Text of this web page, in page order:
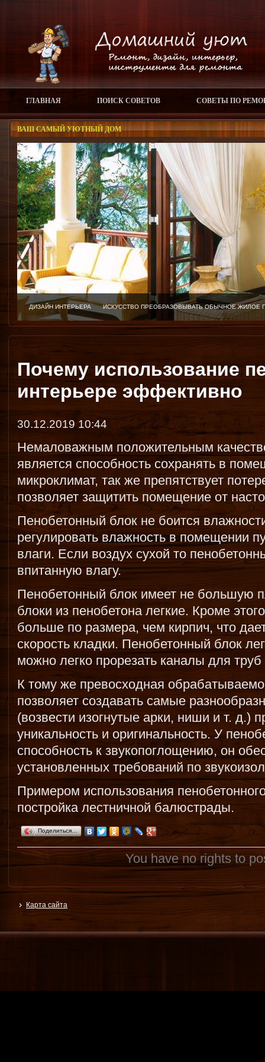
ГЛАВНАЯ ПОИСК СОВЕТОВ СОВЕТЫ ПО
ВАШ САМЫЙ УЮТНЫЙ ДОМ
ДИЗАЙН ИНТЕРЬЕРА ИСКУССТВО ПРЕОБРАЗОВЫВАТЬ ОБЫЧНОЕ
Почему использование
интерьере эффективно
30.12.2019 10:44
Немаловажным положительным
является способность сохранять в
микроклимат, так же препятствует
позволяет защитить помещение от
Пенобетонный блок не боится
регулировать влажность в помещении
влаги. Если воздух сухой то
впитанную влагу.
Пенобетонный блок имеет не большую
блоки из пенобетона легкие. Кроме
больше по размера, чем кирпич, что
скорость кладки. Пенобетонный блок
можно легко прорезать каналы для труб
К тому же превосходная
позволяет создавать самые
(возвести изогнутые арки, ниши и т.
уникальность и оригинальность. У
способность к звукопоглощению, он
установленных требований по
Примером использования
постройка лестничной балюстрады.
Поделиться…
You have no rights to
Карта сайта